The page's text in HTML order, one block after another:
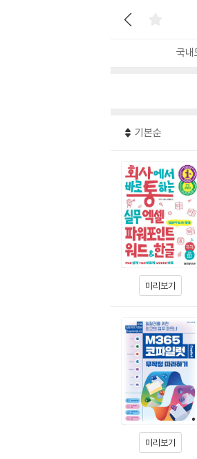
국내
기본순
미리보기
미리보기